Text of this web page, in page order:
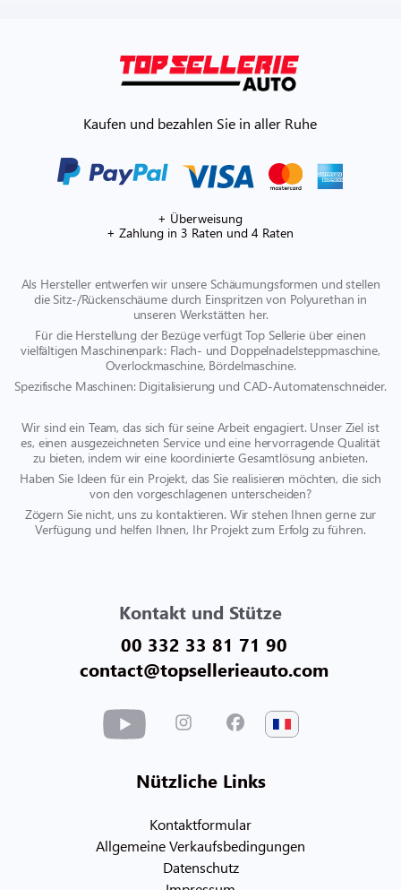
Kaufen und bezahlen Sie in aller Ruhe
+ Überweisung
+ Zahlung in 3 Raten und 4 Raten
Als Hersteller entwerfen wir unsere Schäumungsformen und stellen
die Sitz-/Rückenschäume durch Einspritzen von Polyurethan in
unseren Werkstätten her.
Für die Herstellung der Bezüge verfügt Top Sellerie über einen
vielfältigen Maschinenpark: Flach- und Doppelnadelsteppmaschine,
Overlockmaschine, Bördelmaschine.
Spezifische Maschinen: Digitalisierung und CAD-Automatenschneider.
Wir sind ein Team, das sich für seine Arbeit engagiert. Unser Ziel ist
es, einen ausgezeichneten Service und eine hervorragende Qualität
zu bieten, indem wir eine koordinierte Gesamtlösung anbieten.
Haben Sie Ideen für ein Projekt, das Sie realisieren möchten, die sich
von den vorgeschlagenen unterscheiden?
Zögern Sie nicht, uns zu kontaktieren. Wir stehen Ihnen gerne zur
Verfügung und helfen Ihnen, Ihr Projekt zum Erfolg zu führen.
Kontakt und Stütze
00 332 33 81 71 90
contact@topsellerieauto.com
Nützliche Links
Kontaktformular
Allgemeine Verkaufsbedingungen
Datenschutz